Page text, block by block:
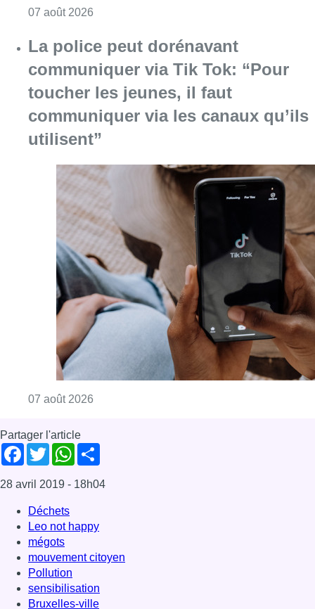
07 août 2026
La police peut dorénavant
communiquer via Tik Tok: “Pour
toucher les jeunes, il faut
communiquer via les canaux qu’ils
utilisent”
07 août 2026
Partager l'article
Facebook
TwitterWhatsApp
28 avril 2019 - 18h04
Déchets
Leo not happy
mégots
mouvement citoyen
Pollution
sensibilisation
Bruxelles-ville